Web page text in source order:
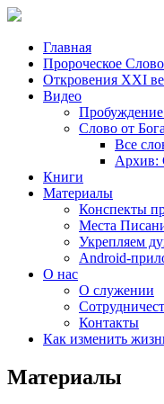
Главная
Пророческое Слово
Откровения ХХІ
Видео
Слово от
Все
Архив:
Книги
Материалы
Конспекты
Места
Укрепляем
Android-
О нас
О служении
Контакты
Как изменить
Материалы